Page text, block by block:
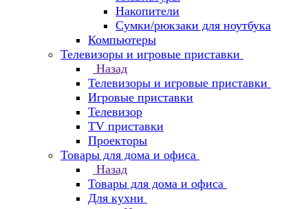
Накопители
Сумки/рюкзаки для ноутбука
Компьютеры
Телевизоры и игровые приставки
Назад
Телевизоры и игровые приставки
Игровые приставки
Телевизор
TV приставки
Проекторы
Товары для дома и офиса
Назад
Товары для дома и офиса
Для кухни